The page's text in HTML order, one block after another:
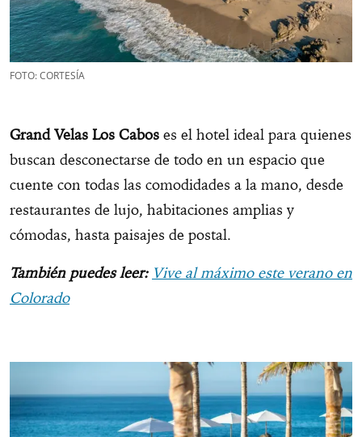
FOTO: CORTESÍA
Grand Velas Los Cabos es el hotel ideal para quienes
buscan desconectarse de todo en un espacio que
cuente con todas las comodidades a la mano, desde
restaurantes de lujo, habitaciones amplias y
cómodas, hasta paisajes de postal.
También puedes leer: Vive al máximo este verano en
Colorado